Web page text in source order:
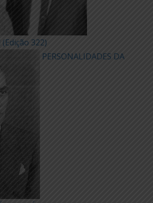
322)
PERSONALIDADES DA